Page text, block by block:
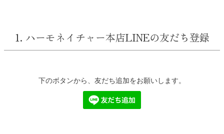
1. ハーモネイチャー本店LINEの友だち登録
下のボタンから、友だち追加をお願いします。